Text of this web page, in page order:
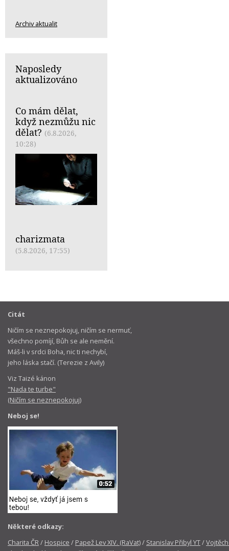
Archiv aktualit
Naposledy
aktualizováno
Co mám dělat,
když nezmůžu nic
dělat? (6.8.2026,
10:28)
charizmata
(5.8.2026, 17:55)
Citát
Ničím se neznepokojuj, ničím se nermuť,
všechno pomíjí, Bůh se ale nemění.
Máš-li v srdci Boha, nic ti nechybí,
jeho láska stačí. (Terezie z Avily)
Viz Taizé kánon
"Nada te turbe"
(Ničím se neznepokojuj)
Neboj se!
Některé odkazy:
Charita ČR/ Hospice / Papež Lev XIV. (RaVat)/ Stanislav Přibyl YT/